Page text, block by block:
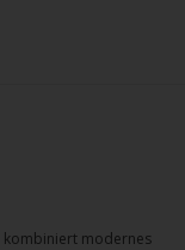
kombiniert modernes